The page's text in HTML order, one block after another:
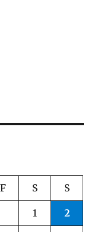
F S S
1 2